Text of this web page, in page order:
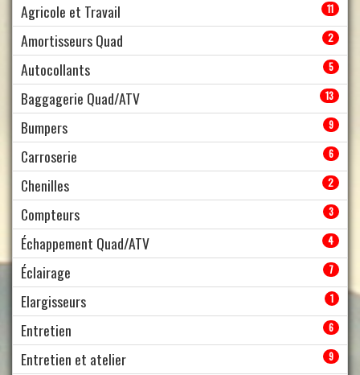
Agricole et Travail 11
Amortisseurs Quad 2
Autocollants 5
Baggagerie Quad/ATV 13
Bumpers 9
Carroserie 6
Chenilles 2
Compteurs 3
Échappement Quad/ATV 4
Éclairage 7
Elargisseurs 1
Entretien 6
Entretien et atelier 9